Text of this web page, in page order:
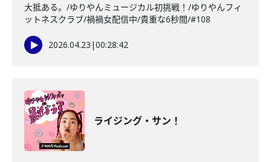
大抵ある。/ゆりやんミュージカル初挑戦！/ゆりやんフィ
ットネスクラブ/禍禍女配信中/貴重な6秒間/#108
2026.04.23 |00:28:42
ライジング・サン！